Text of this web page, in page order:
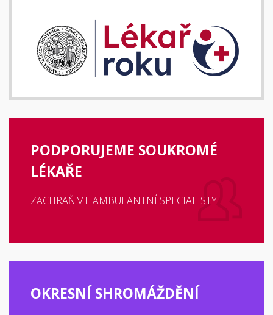
PODPORUJEME SOUKROMÉ
LÉKAŘE
ZACHRAŇME AMBULANTNÍ SPECIALISTY
OKRESNÍ SHROMÁŽDĚNÍ